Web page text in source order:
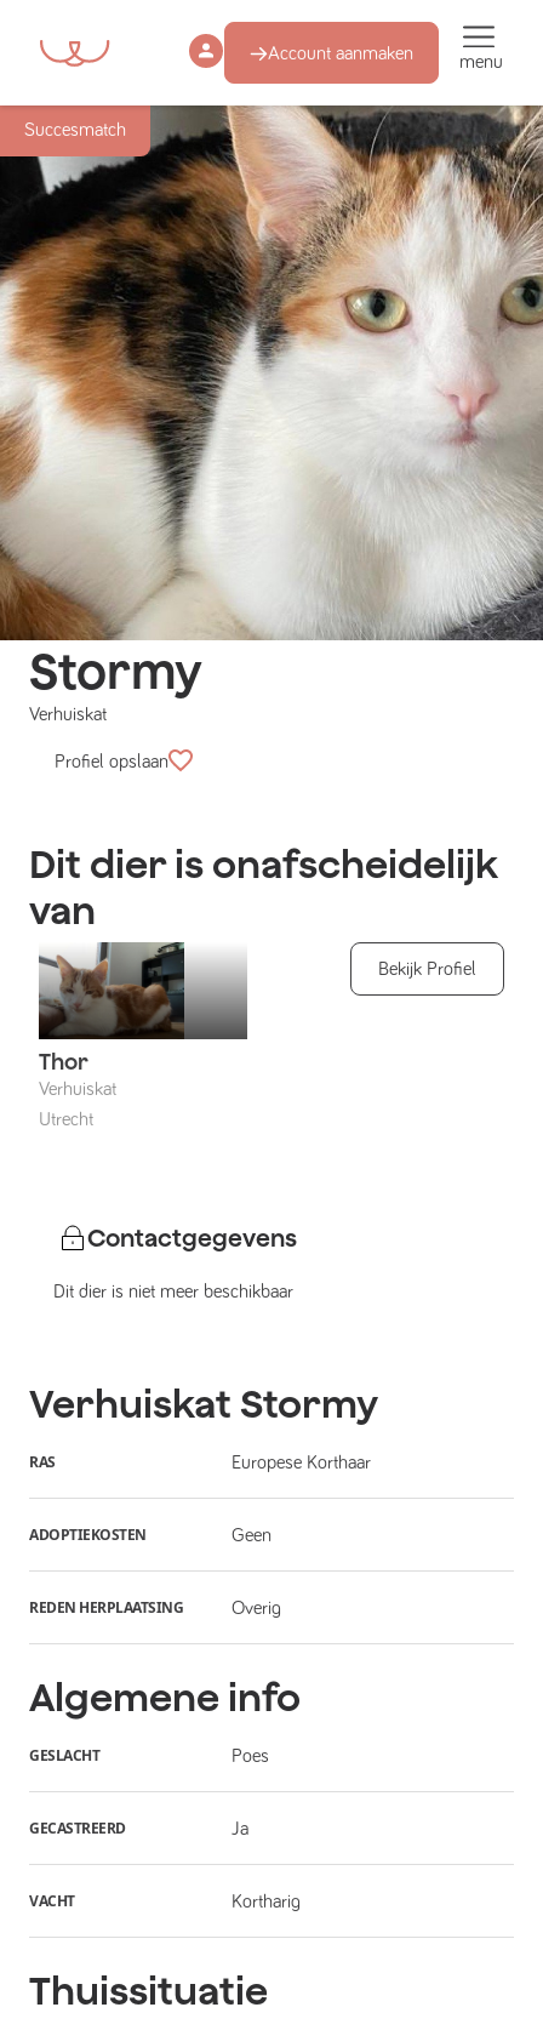
Account aanmaken menu
Succesmatch
Stormy
Verhuiskat
Profiel opslaan
Dit dier is onafscheidelijk
van
Thor
Verhuiskat
Utrecht
Bekijk Profiel
Contactgegevens
Dit dier is niet meer beschikbaar
Verhuiskat Stormy
RAS Europese Korthaar
ADOPTIEKOSTEN Geen
REDEN HERPLAATSING Overig
Algemene info
GESLACHT Poes
GECASTREERD Ja
VACHT Kortharig
Thuissituatie